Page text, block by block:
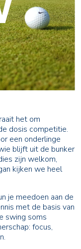
het om
dosis competitie.
een onderlinge
blijft uit de bunker
zijn welkom,
kijken we heel
je meedoen aan de
met de basis van
swing soms
focus,